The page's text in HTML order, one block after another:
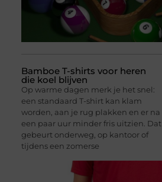
Bamboe T-shirts voor heren
die koel blijven
Op warme dagen merk je het snel:
een standaard T-shirt kan klam
worden, aan je rug plakken en er na
een paar uur minder fris uitzien. Dat
gebeurt onderweg, op kantoor of
tijdens een zomerse